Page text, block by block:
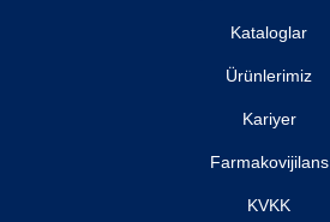
Kataloglar
Ürünlerimiz
Kariyer
Farmakovijilans
KVKK